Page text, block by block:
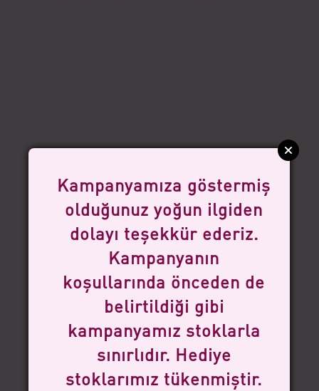
Kampanyamıza göstermiş
olduğunuz yoğun ilgiden
dolayı teşekkür ederiz.
Kampanyanın
koşullarında önceden de
belirtildiği gibi
kampanyamız stoklarla
sınırlıdır. Hediye
stoklarımız tükenmiştir.